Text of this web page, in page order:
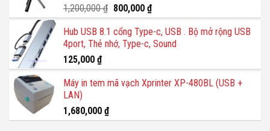
110,000 ₫.
1,200,000₫ Giá
gốc
là:
1,200,000 ₫.
800,000 ₫Giá
hiện
tại
là:
Hub USB 8.1 cổng Type-c, USB . Bộ mở rộng USB
4port, Thẻ nhớ, Type-c, Sound
125,000 ₫
Máy in tem mã vạch Xprinter XP-480BL (USB +
LAN)
1,680,000 ₫